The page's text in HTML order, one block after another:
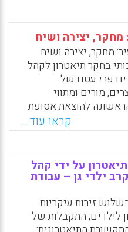
מחקר, יצירה ושיח
מחקר, יצירה ושיח
בחקר תיאטרון לקהל
פרי עטם של
מורים ומתווי
להוצאת אסופת
נותנים ביטוי למחקר
למעשי יצירה
קראו עוד...
על ידי קהל
ילדי גן – עבודת
זירות עיקריות
לילדים, התקבלות של